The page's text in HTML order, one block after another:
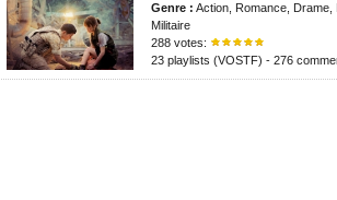
Genre : Action, Romance, Drame,
Militaire
288 votes:
23 playlists (VOSTF) - 276